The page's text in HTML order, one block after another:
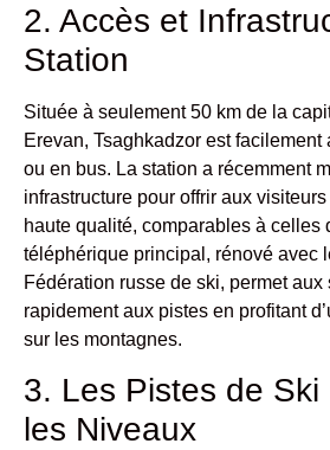
2. Accès et
Station
Située à seulement 50 km de la
Erevan, Tsaghkadzor est
ou en bus. La station a récemment
infrastructure pour offrir aux
haute qualité, comparables à celles
téléphérique principal, rénové avec
Fédération russe de ski, permet aux
rapidement aux pistes en profitant
sur les montagnes.
3. Les Pistes de Ski
les Niveaux